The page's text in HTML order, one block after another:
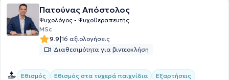
Πατούνας Απόστολος
Ψυχολόγος - Ψυχοθεραπευτής
MSc
9.9|16 αξιολογήσεις
Διαθεσιμότητα για βιντεοκλήση
Εθισμός Εθισμός στα τυχερά παιχνίδια
Εξαρτήσεις